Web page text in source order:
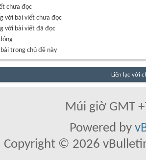
chưa đọc
với bài viết chưa đọc
với bài viết đã đọc
trong chủ đề này
Liên lạc với
Múi giờ GMT
Powered by
Copyright © 2026